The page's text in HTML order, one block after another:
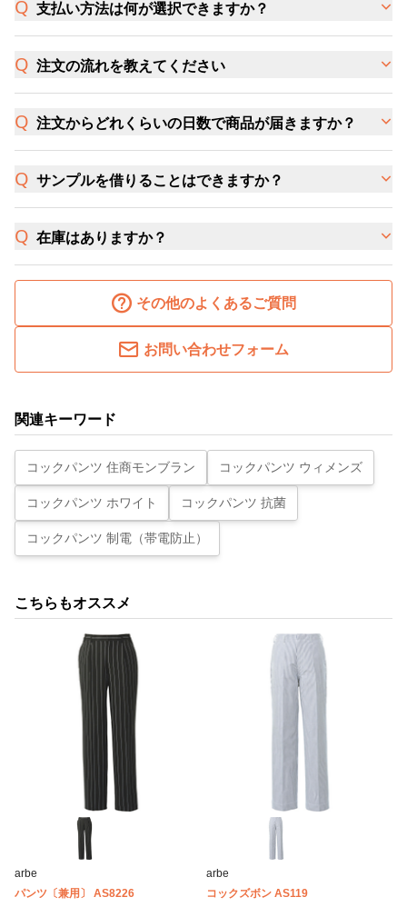
支払い方法は何が選択できますか？
注文の流れを教えてください
注文からどれくらいの日数で商品が届きますか？
サンプルを借りることはできますか？
在庫はありますか？
その他のよくあるご質問
お問い合わせフォーム
関連キーワード
コックパンツ 住商モンブラン コックパンツ ウィメンズ
コックパンツ ホワイト コックパンツ 抗菌
コックパンツ 制電（帯電防止）
こちらもオススメ
arbe
パンツ〔兼用〕 AS8226
arbe
コックズボン AS119